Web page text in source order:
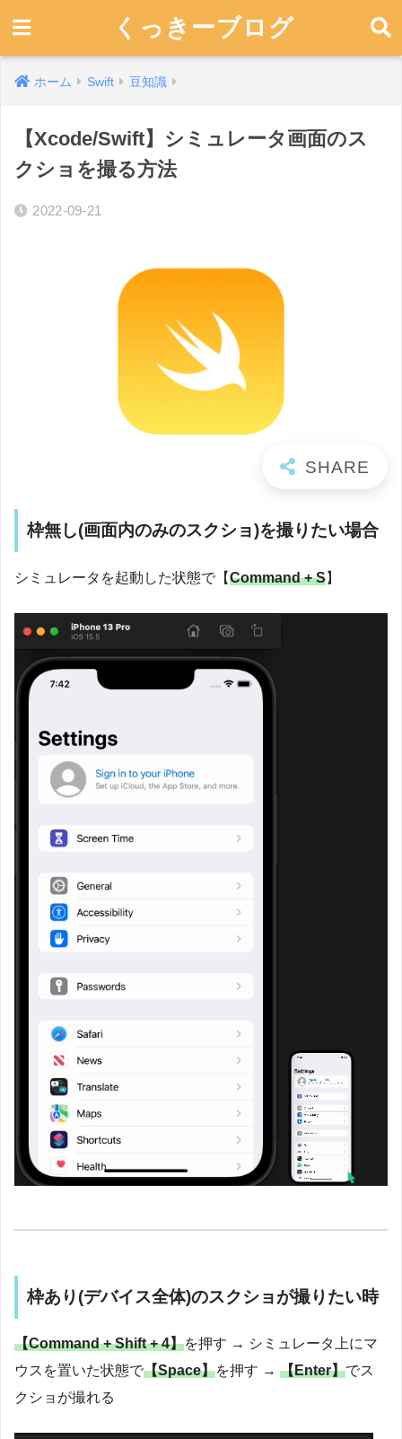
くっきーブログ
ホーム Swift 豆知識
【Xcode/Swift】シミュレータ画面のス
クショを撮る方法
2022-09-21
枠無し(画面内のみのスクショ)を撮りたい場合
シミュレータを起動した状態で【Command + S】
枠あり(デバイス全体)のスクショが撮りたい時
【Command + Shift + 4】を押す → シミュレータ上にマ
ウスを置いた状態で【Space】を押す → 【Enter】でス
クショが撮れる